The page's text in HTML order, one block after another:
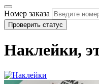
Номер заказа
Проверить статус
Наклейки,